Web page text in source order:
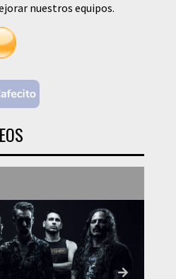
nuestros equipos.